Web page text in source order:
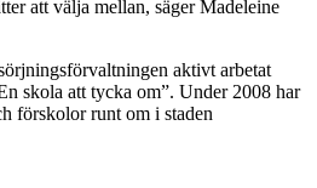
att välja mellan, säger Madeleine
aktivt arbetat
skola att tycka om”. Under 2008 har
förskolor runt om i staden